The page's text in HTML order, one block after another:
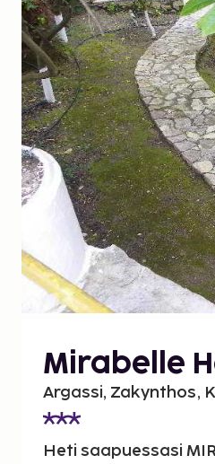
Mirabelle
Argassi, Zakynthos,
Heti saapuessasi